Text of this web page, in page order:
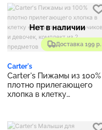
Доставка 199 р.
Нет в наличии
Carter's
Carter's Пижамы из 100%
плотно прилегающего
хлопка в клетку
предметов